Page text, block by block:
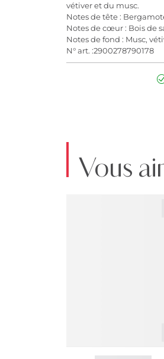
vétiver et du musc.
Notes de tête :
Notes de cœur : Bois de
Notes de fond : Musc,
N° art. :2900278790178
Vous